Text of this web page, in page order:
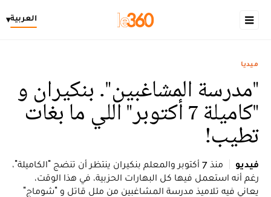
العربية▾
ميديا
"مدرسة المشاغبين". بنكيران و
"كاميلة 7 أكتوبر" اللي ما بغات
تطيب!
فيديو
منذ 7 أكتوبر والمعلم بنكيران ينتظر أن تنضج "الكاميلة"،
رغم أنه استعمل فيها كل البهارات الحزبية، في هذا الوقت،
يعاني فيه تلاميذ مدرسة المشاغبين من ملل قاتل و "شوماج"